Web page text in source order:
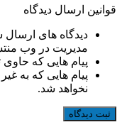
قوانین ارسال دیدگاه
دیدگاه های
مدیریت در وب
پیام هایی که حاوی
پیام هایی که به
نخواهد شد.
ثبت دیدگاه